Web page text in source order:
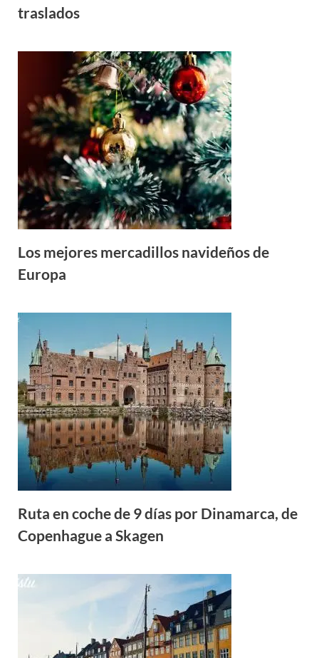
traslados
Los mejores mercadillos navideños de
Europa
Ruta en coche de 9 días por Dinamarca, de
Copenhague a Skagen